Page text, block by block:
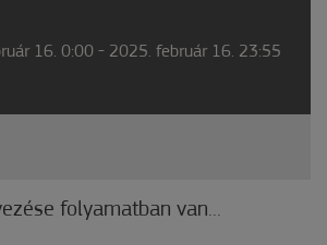
16. 0:00 - 2025. február 16. 23:55
folyamatban van...